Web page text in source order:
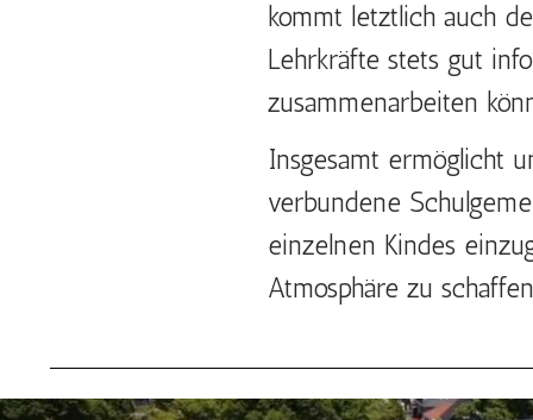
kommt letztlich auch
Lehrkräfte stets gut
zusammenarbeiten
Insgesamt ermöglicht
verbundene
einzelnen Kindes
Atmosphäre zu